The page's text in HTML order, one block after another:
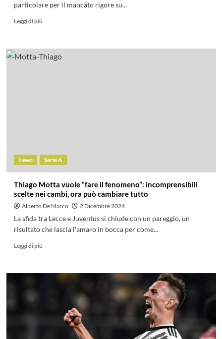
particolare per il mancato rigore su...
Leggi di più
News Serie A
Thiago Motta vuole “fare il fenomeno”: incomprensibili
scelte nei cambi, ora può cambiare tutto
Alberto De Marco 2 Dicembre 2024
La sfida tra Lecce e Juventus si chiude con un pareggio, un
risultato che lascia l’amaro in bocca per come...
Leggi di più